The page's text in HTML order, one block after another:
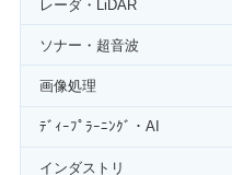
レーダ・LiDAR
ソナー・超音波
画像処理
ﾃﾞｨｰﾌﾟﾗｰﾆﾝｸﾞ・AI
インダストリ